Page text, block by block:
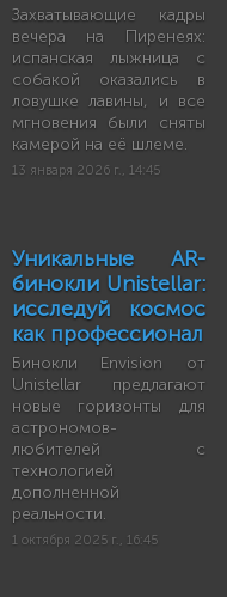
Захватывающие кадры
вечера на Пиренеях:
испанская лыжница с
собакой оказались в
ловушке лавины, и все
мгновения были сняты
камерой на её шлеме.
13 января 2026 г., 14:45
Уникальные AR-
бинокли Unistellar:
исследуй космос
как профессионал
Бинокли Envision от
Unistellar предлагают
новые горизонты для
астрономов-
любителей с
технологией
дополненной
реальности.
1 октября 2025 г., 16:45